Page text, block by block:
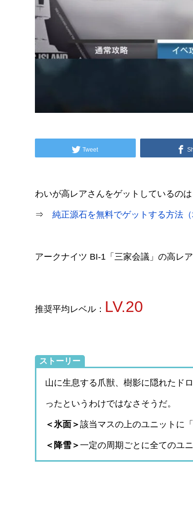
Tweet
わいが高レアさんをゲットしているのは
⇒ 純正源石を無料でゲットする方法（
アークナイツ BI-1「三家会議」の高レ
推奨平均レベル： LV.20
ストーリー
山に生息する爪獣、樹影に隠れたド
ったというわけではなさそうだ。
＜氷面＞該当マスの上のユニットに
＜降雪＞一定の周期ごとに全てのユ